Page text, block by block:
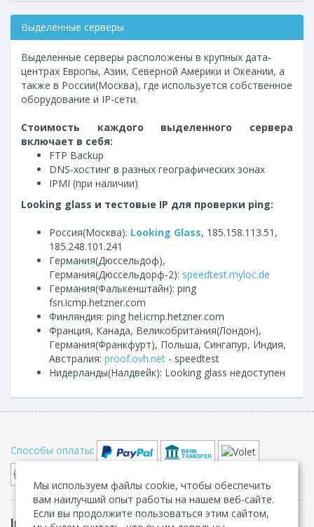
Выделенные серверы
Выделенные серверы расположены в крупных дата-
центрах Европы, Азии, Северной Америки и Океании, а
также в России(Москва), где используется собственное
оборудование и IP-сети.
Стоимость каждого выделенного сервера
включает в себя:
FTP Backup
DNS-хостинг в разных географических зонах
IPMI (при наличии)
Looking glass и тестовые IP для проверки ping:
Россия(Москва): Looking Glass, 185.158.113.51,
185.248.101.241
Германия(Дюссельдоф),
Германия(Дюссельдорф-2): speedtest.myloc.de
Германия(Фалькенштайн): ping
fsn.icmp.hetzner.com
Финляндия: ping hel.icmp.hetzner.com
Франция, Канада, Великобритания(Лондон),
Германия(Франкфурт), Польша, Сингапур, Индия,
Австралия: proof.ovh.net - speedtest
Нидерланды(Налдвейк): Looking glass недоступен
Способы оплаты:
IpServer.su Договор-оферта•Конфиденциальность
Мы используем файлы cookie, чтобы обеспечить
вам наилучший опыт работы на нашем веб-сайте.
Если вы продолжите пользоваться этим сайтом,